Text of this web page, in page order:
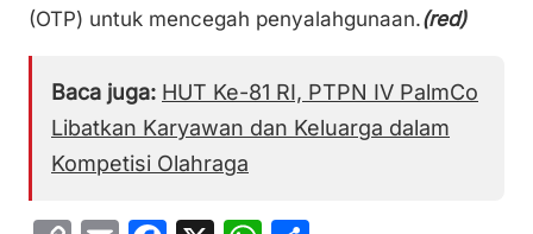
(OTP) untuk mencegah penyalahgunaan.(red)
Baca juga: HUT Ke-81 RI, PTPN IV PalmCo
Libatkan Karyawan dan Keluarga dalam
Kompetisi Olahraga